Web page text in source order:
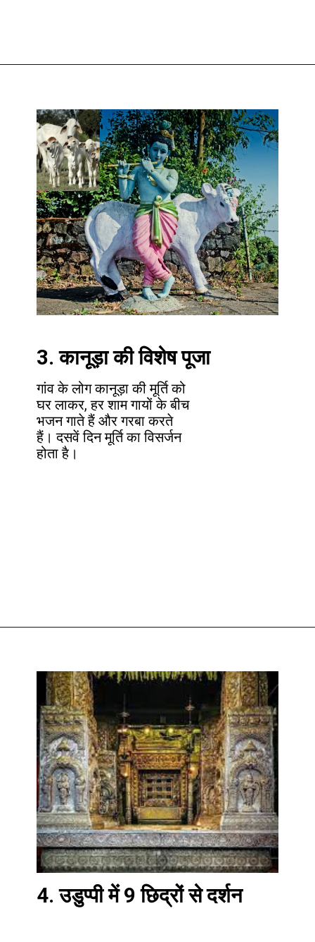
3. कानूड़ा की विशेष पूजा
गांव के लोग कानूड़ा की मूर्ति को
घर लाकर, हर शाम गायों के बीच
भजन गाते हैं और गरबा करते
हैं। दसवें दिन मूर्ति का विसर्जन
होता है।
4.उडुप्पी में 9 छिद्रों से दर्शन